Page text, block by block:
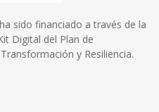
sido financiado a través de la
Digital del Plan de
y Resiliencia.